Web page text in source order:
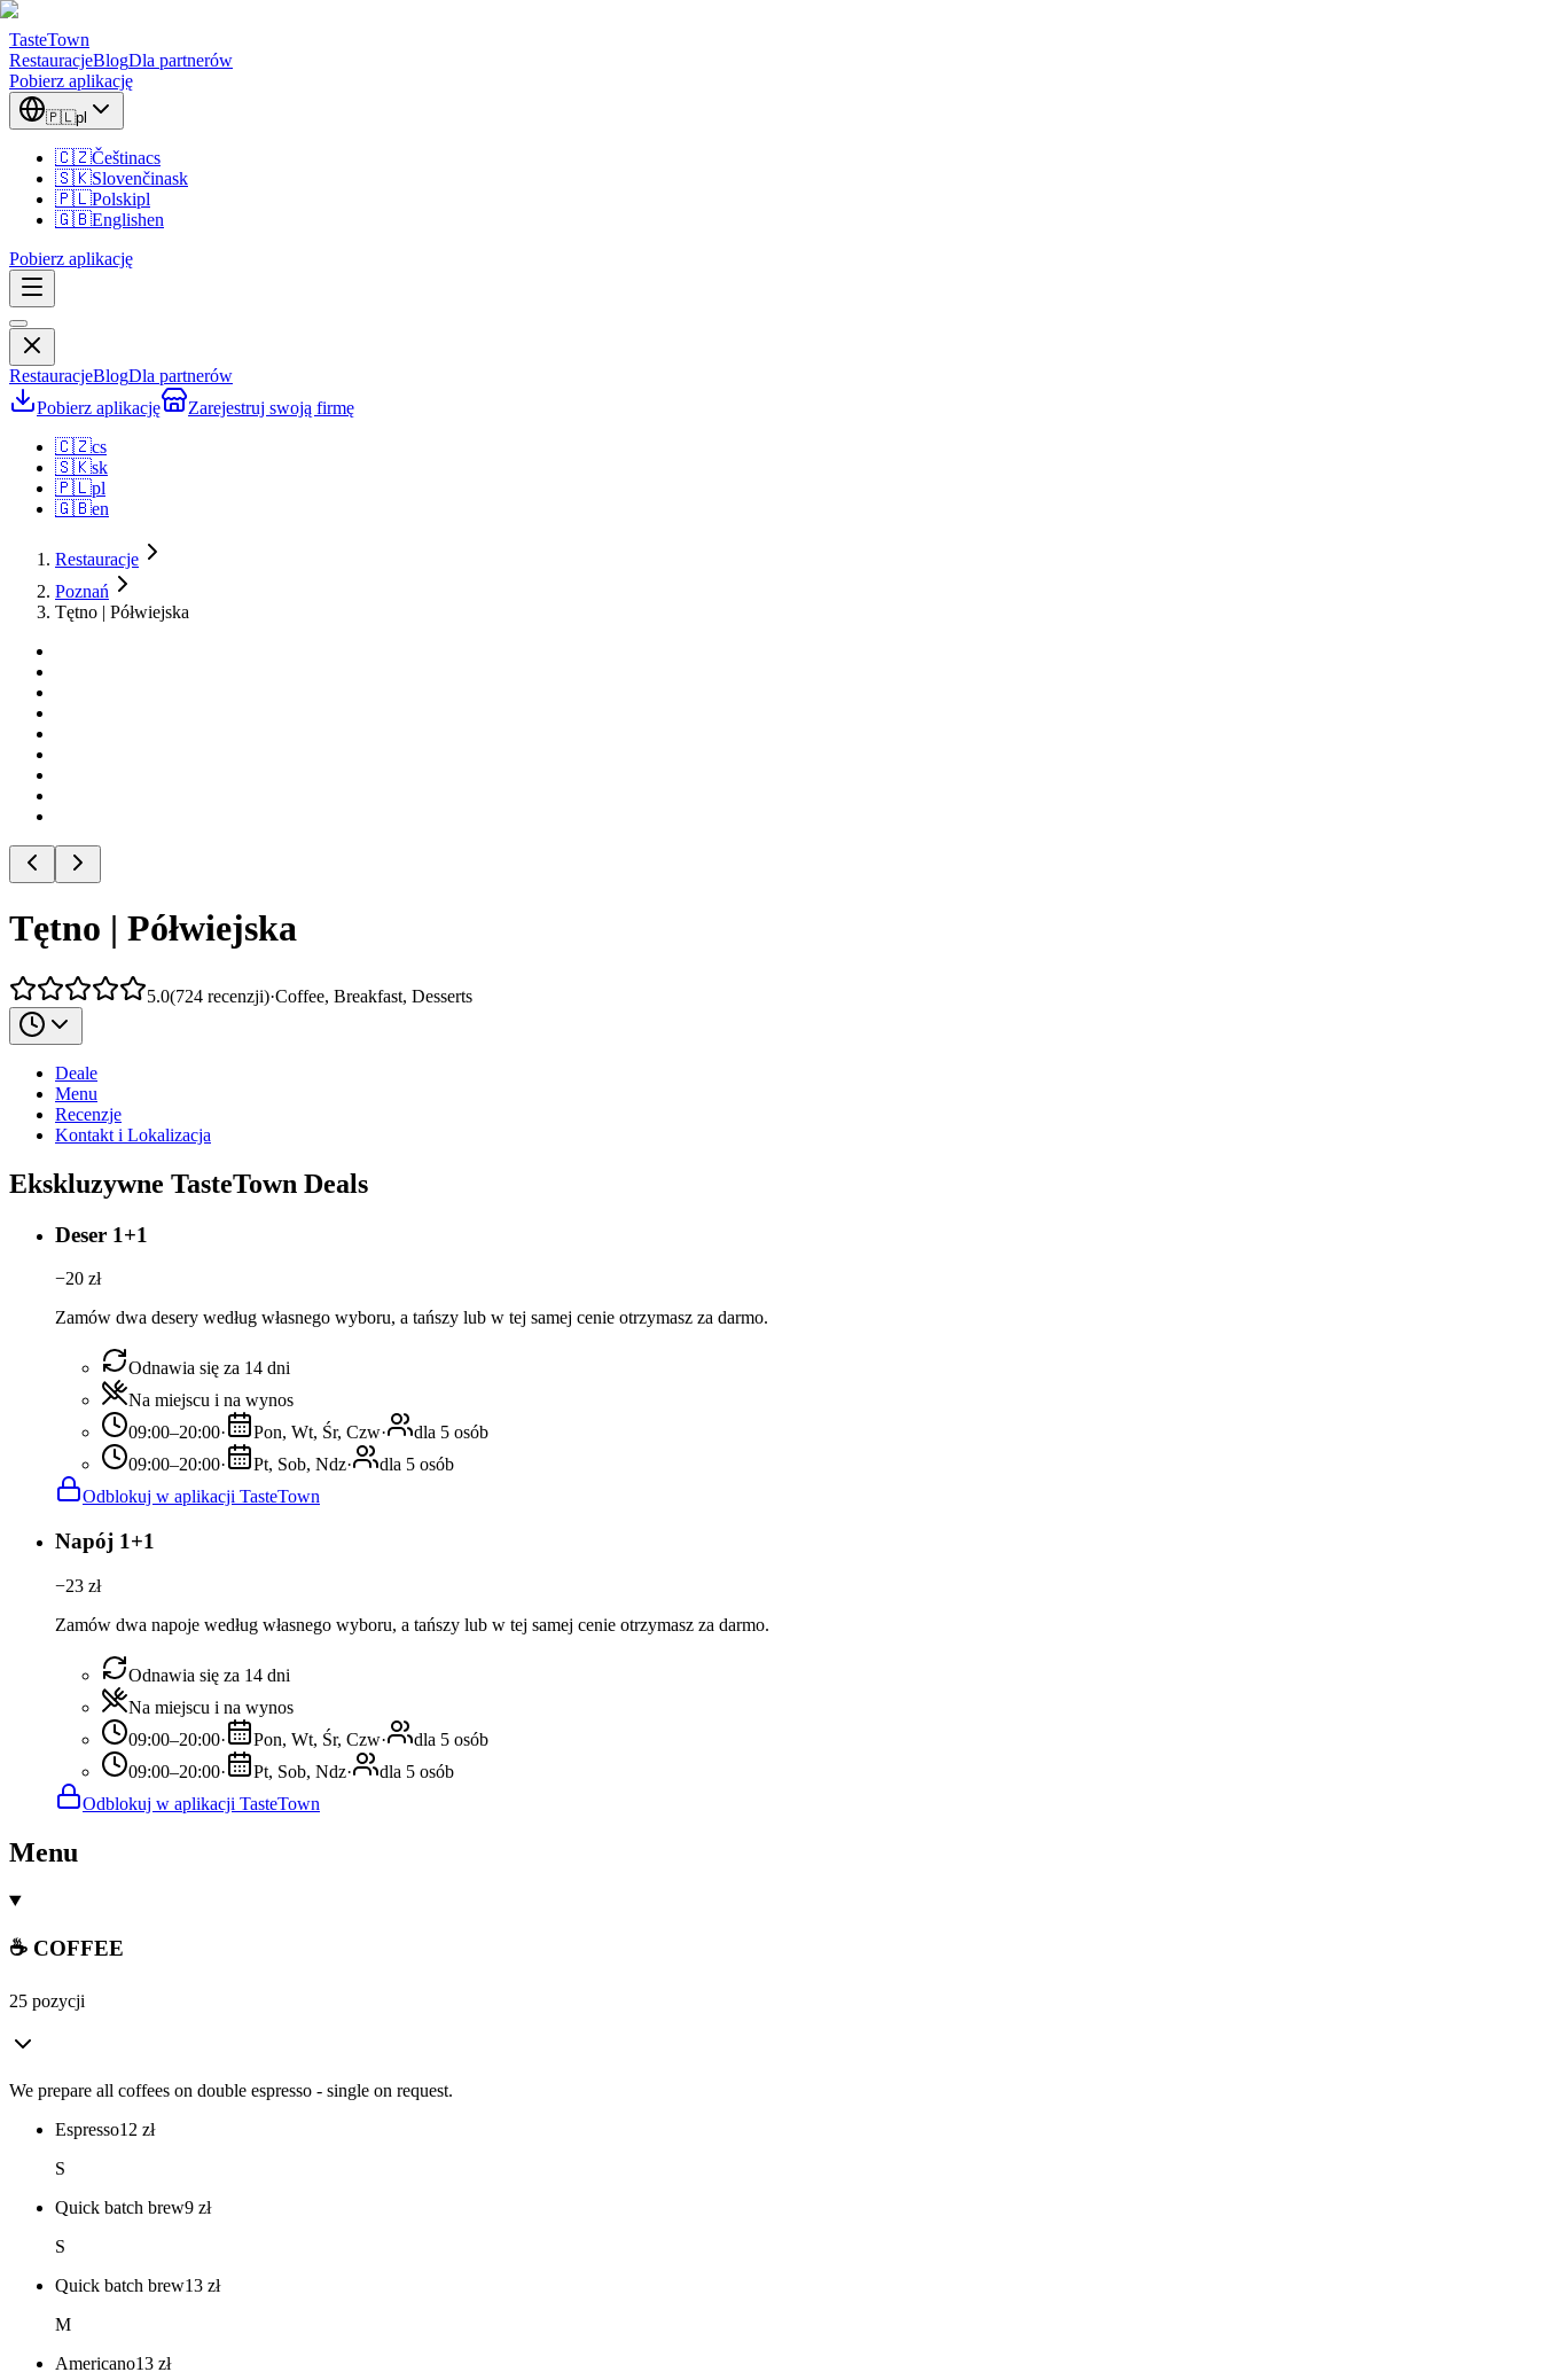
TasteTown
RestauracjeBlogDla partnerów
Pobierz aplikację
🇵🇱pl
🇨🇿Češtinacs
🇸🇰Slovenčinask
🇵🇱Polskipl
🇬🇧Englishen
Pobierz aplikację
RestauracjeBlogDla partnerów
Pobierz aplikację
Zarejestruj swoją firmę
🇨🇿cs
🇸🇰sk
🇵🇱pl
🇬🇧en
Restauracje
Poznań
Tętno | Półwiejska
Tętno | Półwiejska
5.0(724 recenzji)·Coffee, Breakfast, Desserts
Deale
Menu
Recenzje
Kontakt i Lokalizacja
Ekskluzywne TasteTown Deals
Deser 1+1
−20 zł
Zamów dwa desery według własnego wyboru, a tańszy lub w tej samej cenie otrzymasz za darmo.
Odnawia się za 14 dni
Na miejscu i na wynos
09:00–20:00· Pon, Wt, Śr, Czw·
dla 5 osób
09:00–20:00· Pt, Sob, Ndz·
dla 5 osób
Odblokuj w aplikacji TasteTown
Napój 1+1
−23 zł
Zamów dwa napoje według własnego wyboru, a tańszy lub w tej samej cenie otrzymasz za darmo.
Odnawia się za 14 dni
Na miejscu i na wynos
09:00–20:00· Pon, Wt, Śr, Czw·
dla 5 osób
09:00–20:00· Pt, Sob, Ndz·
dla 5 osób
Odblokuj w aplikacji TasteTown
Menu
☕ COFFEE
25 pozycji
We prepare all coffees on double espresso - single on request.
Espresso12 zł
S
Quick batch brew9 zł
S
Quick batch brew13 zł
M
Americano13 zł